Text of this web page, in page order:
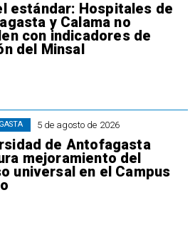
estándar: Hospitales de
y Calama no
con indicadores de
del Minsal
5 de agosto de 2026
de Antofagasta
mejoramiento del
universal en el Campus